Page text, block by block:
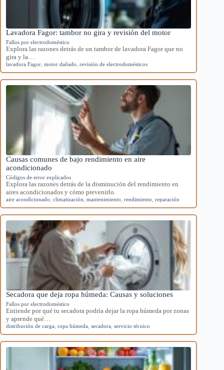
Lavadora Fagor: tambor no gira y revisión del motor
Fallos por electrodoméstico
Explora las razones detrás de un tambor de lavadora Fagor que no
gira y la…
lavadora Fagor motor dañado revisión de electrodomésticos
Causas comunes de bajo rendimiento en aire
acondicionado
Códigos de error explicados
Explora las razones detrás de la disminución del rendimiento en
aires acondicionados y cómo prevenirlo.
aire acondicionado climatización mantenimiento rendimiento reparación
Secadora que deja ropa húmeda: Causas y soluciones
Fallos por electrodoméstico
Entiende por qué tu secadora podría dejar la ropa húmeda por zonas
y aprende qué…
distribución de carga ropa húmeda secadora servicio técnico